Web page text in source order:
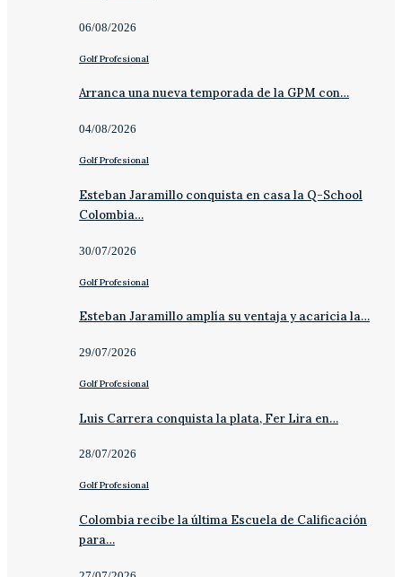
06/08/2026
Golf Profesional
Arranca una nueva temporada de la GPM con…
04/08/2026
Golf Profesional
Esteban Jaramillo conquista en casa la Q-School
Colombia…
30/07/2026
Golf Profesional
Esteban Jaramillo amplía su ventaja y acaricia la…
29/07/2026
Golf Profesional
Luis Carrera conquista la plata, Fer Lira en…
28/07/2026
Golf Profesional
Colombia recibe la última Escuela de Calificación
para…